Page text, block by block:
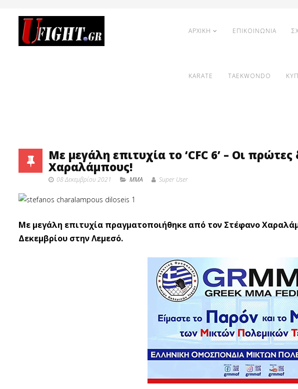
ΑΡΧΙΚΗ ΕΠΙΚΟΙΝΩΝΙΑ
KARATE TAEKWONDO
Με μεγάλη επιτυχία το ‘CFC 6’ – Οι
Χαραλάμπους!
08 Δεκεμβρίου 2021 MMA Super User
Με μεγάλη επιτυχία πραγματοποιήθηκε από τον Στέφανο
Δεκεμβρίου στην Λεμεσό.